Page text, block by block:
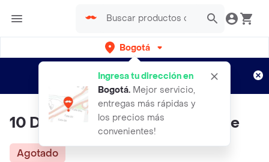
Bogotá
Ingresa tu dirección en
Bogotá. Mejor servicio,
entregas más rápidas y
los precios más
convenientes!
envíos gratis por semanas
Aplican TyC
10 Dual Layered Silicone Tongue
Agotado